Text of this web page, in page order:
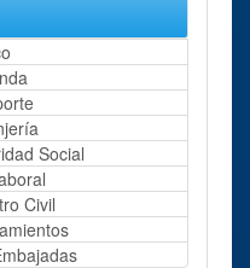
Social
Civil